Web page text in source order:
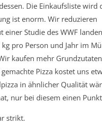
Die Einkaufsliste wird
ist enorm. Wir reduzieren
einer Studie des WWF
pro Person und Jahr im
kaufen mehr
Pizza kostet uns
in ähnlicher Qualität
nur bei diesem einen
strikt.